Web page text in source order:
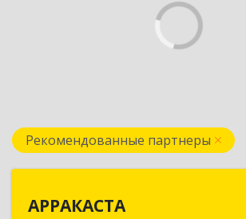
Рекомендованные партнеры
АРРАКАСТА